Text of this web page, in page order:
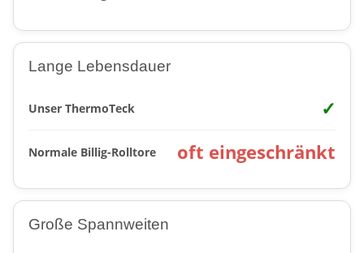
Lange Lebensdauer
Unser ThermoTeck ✓
Normale Billig-Rolltore oft eingeschränkt
Große Spannweiten